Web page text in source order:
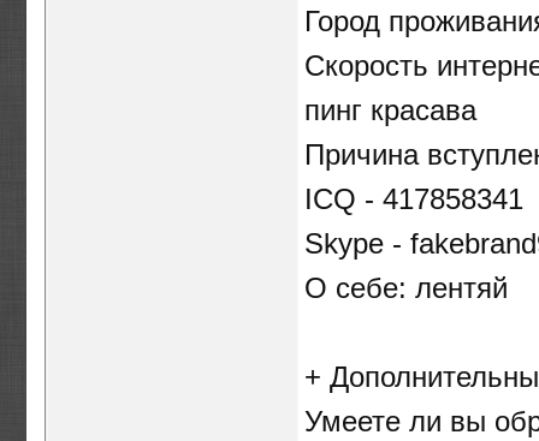
Город
Скорость
пинг красава
Причина
ICQ - 417858341
Skype -
О себе: лентяй
+
Умеете ли вы